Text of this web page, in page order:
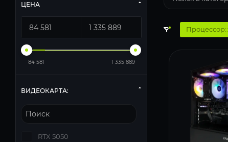
Процессор::
ЦЕНА
84 581 1 335 889
ВИДЕОКАРТА:
RTX 5050